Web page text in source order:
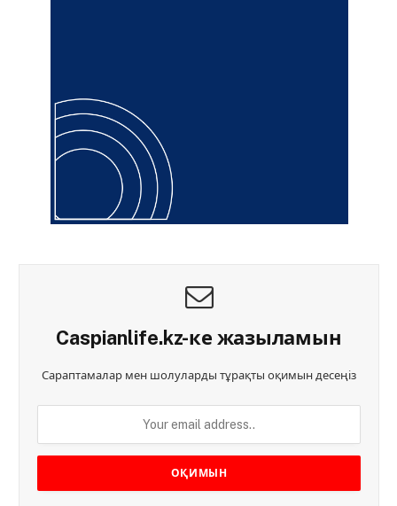
Caspianlife.kz-ке жазыламын
Сараптамалар мен шолуларды тұрақты оқимын десеңіз